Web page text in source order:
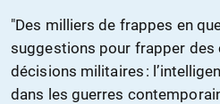
"Des milliers de frappes en
suggestions pour frapper des
décisions militaires :
dans les guerres